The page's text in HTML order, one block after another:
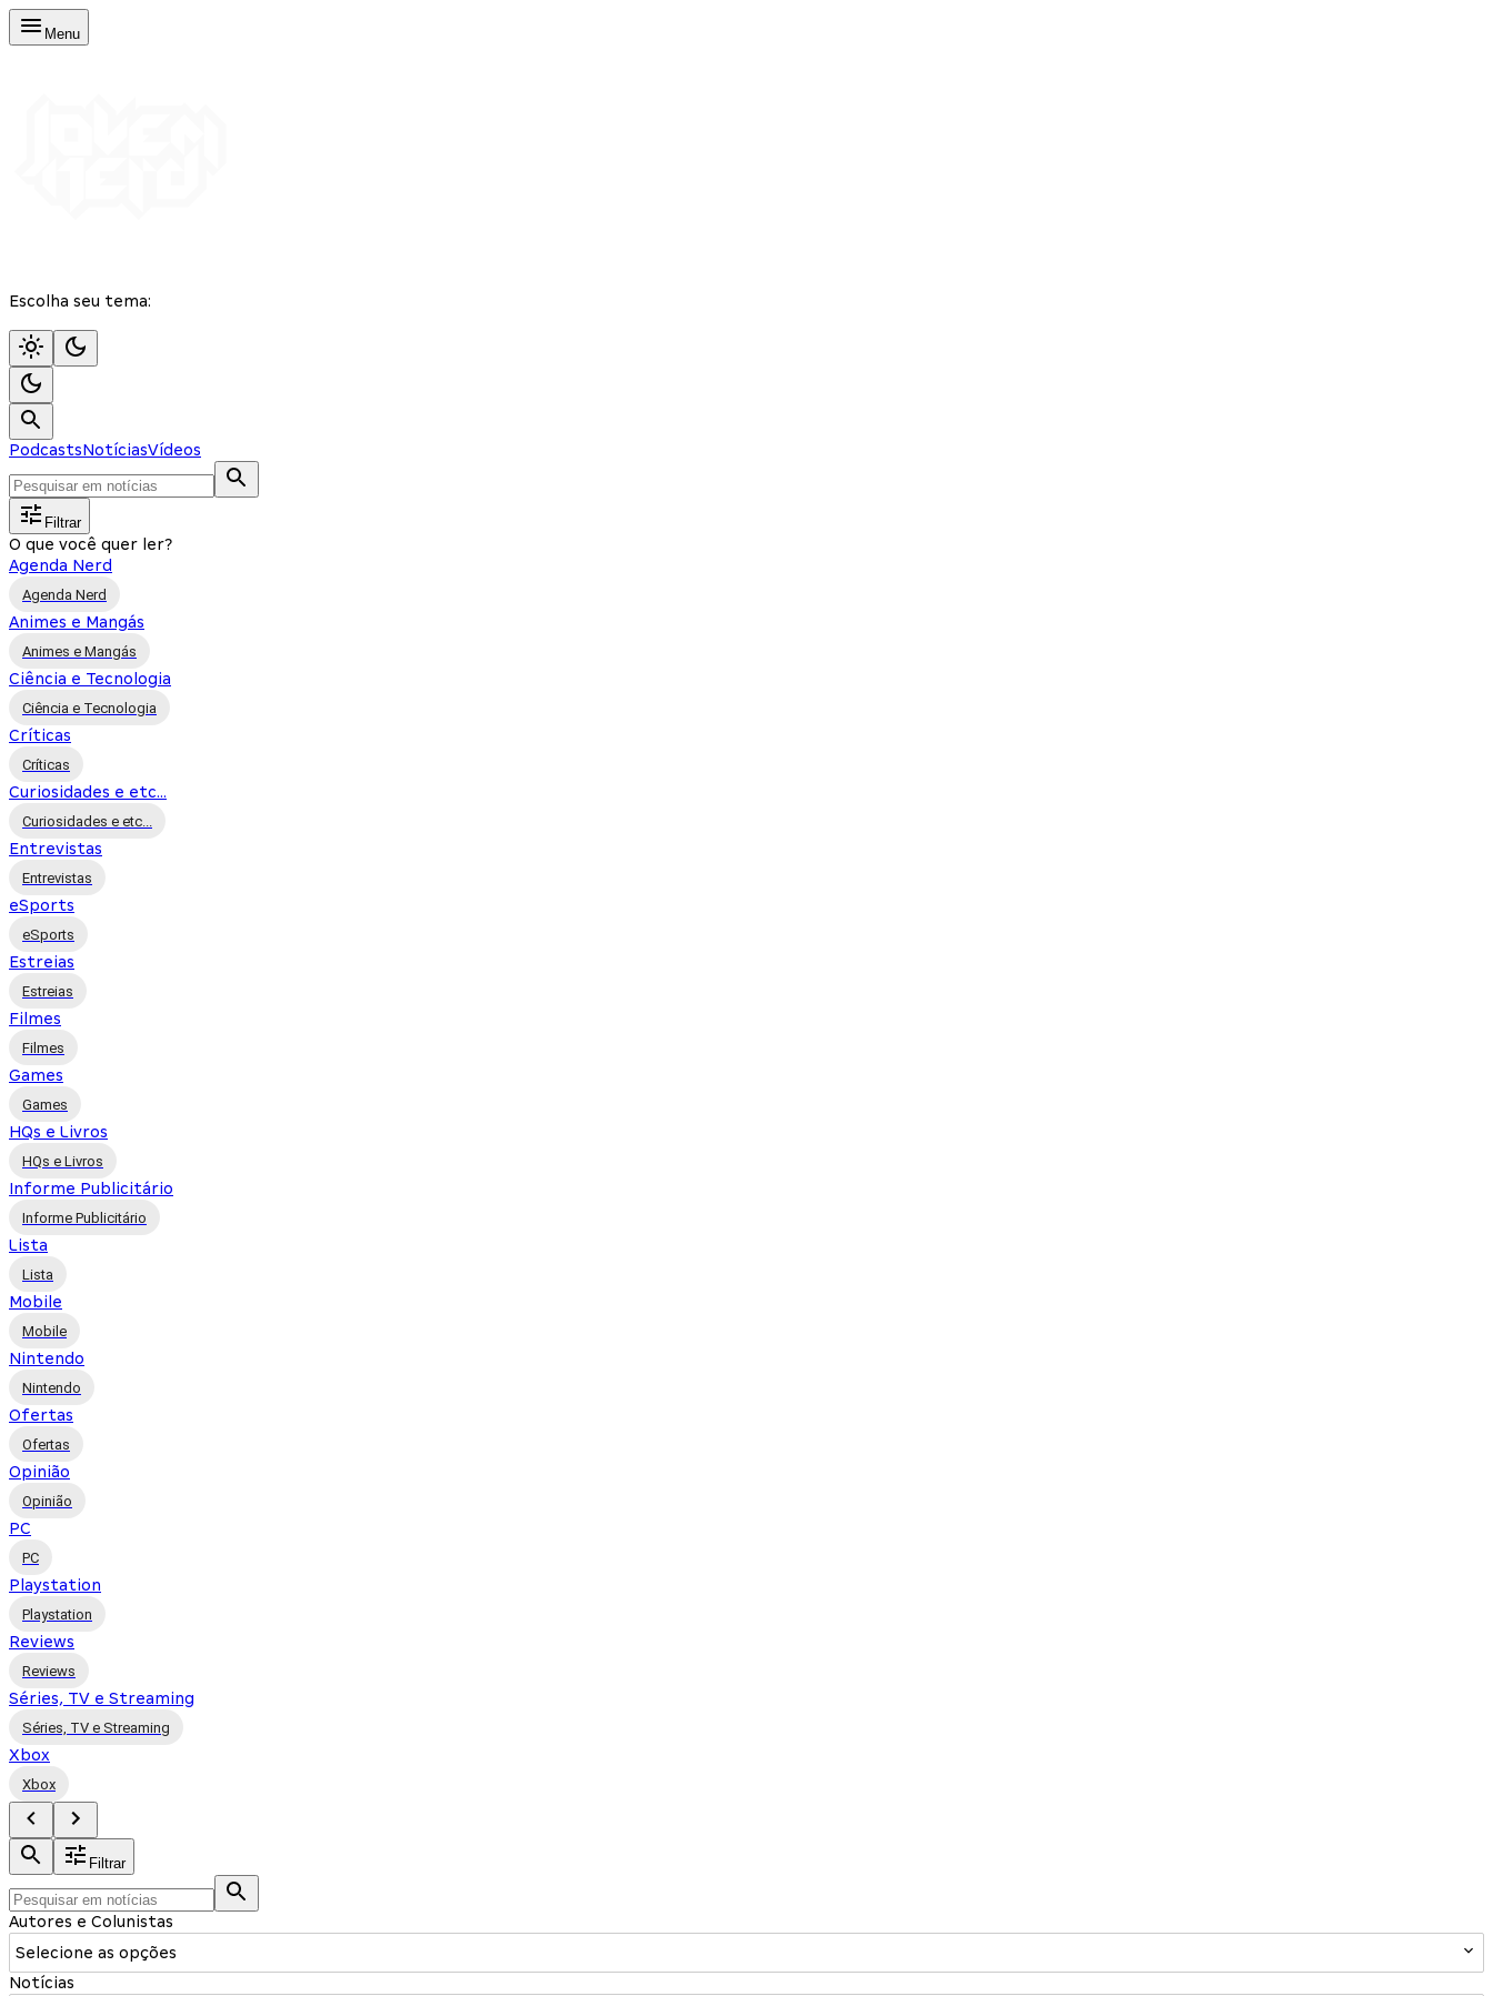
Menu
Escolha seu tema:
PodcastsNotíciasVídeos
Filtrar
O que você quer ler?
Agenda Nerd
Agenda Nerd
Animes e Mangás
Animes e Mangás
Ciência e Tecnologia
Ciência e Tecnologia
Críticas
Críticas
Curiosidades e etc...
Curiosidades e etc...
Entrevistas
Entrevistas
eSports
eSports
Estreias
Estreias
Filmes
Filmes
Games
Games
HQs e Livros
HQs e Livros
Informe Publicitário
Informe Publicitário
Lista
Lista
Mobile
Mobile
Nintendo
Nintendo
Ofertas
Ofertas
Opinião
Opinião
PC
PC
Playstation
Playstation
Reviews
Reviews
Séries, TV e Streaming
Séries, TV e Streaming
Xbox
Xbox
Filtrar
Autores e Colunistas
Selecione as opções
Notícias